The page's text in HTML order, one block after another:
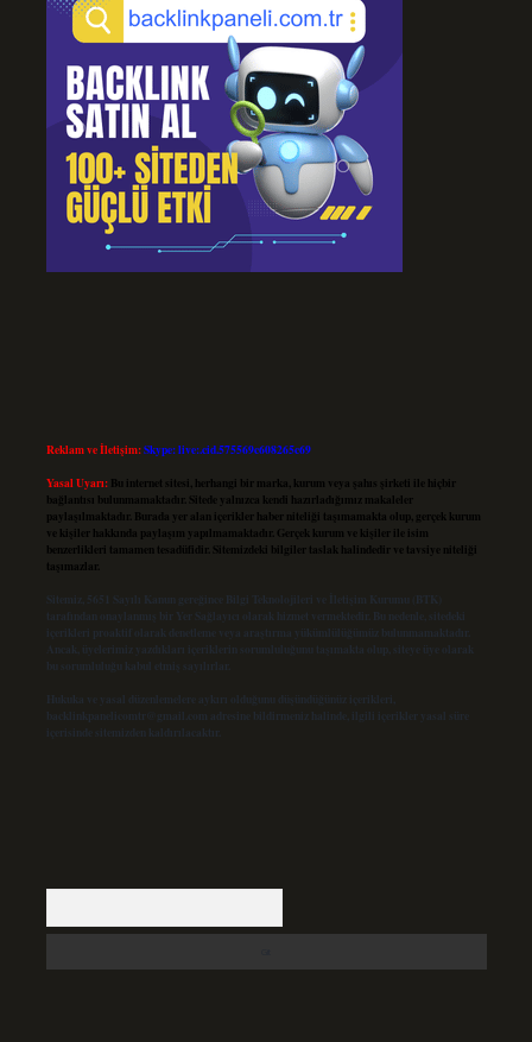
Reklam ve İletişim:Skype: live:.cid.575569c608265c69
Yasal Uyarı: Bu internet sitesi, herhangi bir marka, kurum veya şahıs şirketi ile hiçbir
bağlantısı bulunmamaktadır. Sitede yalnızca kendi hazırladığımız makaleler
paylaşılmaktadır. Burada yer alan içerikler haber niteliği taşımamakta olup, gerçek kurum
ve kişiler hakkında paylaşım yapılmamaktadır. Gerçek kurum ve kişiler ile isim
benzerlikleri tamamen tesadüfidir. Sitemizdeki bilgiler taslak halindedir ve tavsiye niteliği
taşımazlar.
Sitemiz, 5651 Sayılı Kanun gereğince Bilgi Teknolojileri ve İletişim Kurumu (BTK)
tarafından onaylanmış bir Yer Sağlayıcı olarak hizmet vermektedir. Bu nedenle, sitedeki
içerikleri proaktif olarak denetleme veya araştırma yükümlülüğümüz bulunmamaktadır.
Ancak, üyelerimiz yazdıkları içeriklerin sorumluluğunu taşımakta olup, siteye üye olarak
bu sorumluluğu kabul etmiş sayılırlar.
Hukuka ve yasal düzenlemelere aykırı olduğunu düşündüğünüz içerikleri,
backlinkpanelicomtr@gmail.com adresine bildirmeniz halinde, ilgili içerikler yasal süre
içerisinde sitemizden kaldırılacaktır.